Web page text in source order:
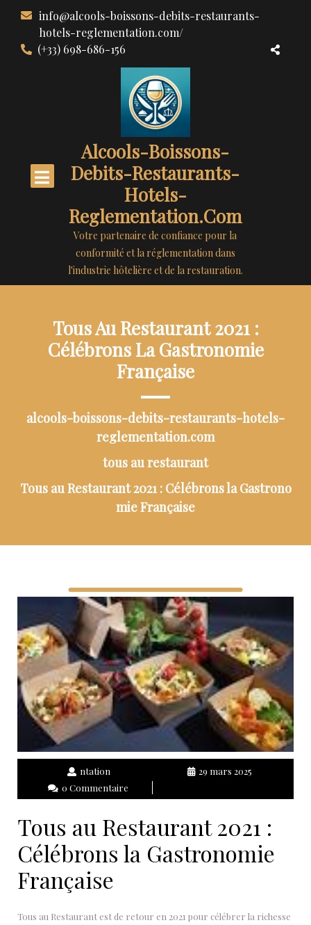
contenu
info@alcools-boissons-debits-restaurants-
hotels-reglementation.com/
(+33) 698-686-156
Alcools-Boissons-
Debits-Restaurants-
Hotels-
Reglementation.com
Votre partenaire de confiance pour la
conformité et la réglementation dans
l'industrie hôtelière et de la restauration.
Tous Au Restaurant 2021 :
Célébrons La Gastronomie
Française
alcools-boissons-debits-restaurants-hotels-
reglementation.com
tous au restaurant
Tous au Restaurant 2021 : Célébrons la Gastrono
mie Française
ntation
29 mars 2025
0 Commentaire
Tous au Restaurant 2021 :
Célébrons la Gastronomie
Française
Tous au Restaurant est de retour en 2021 pour célébrer la richesse